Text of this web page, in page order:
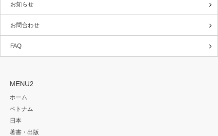
お知らせ
お問合わせ
FAQ
MENU2
ホーム
ベトナム
日本
著書・出版